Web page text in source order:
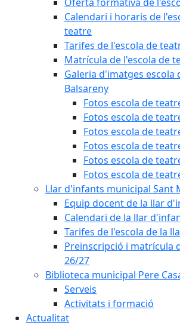
Calendari i horaris de
teatre
Tarifes de l'escola de
Matrícula de l'escola de
Galeria d'imatges escola
Balsareny
Fotos escola de
Fotos escola de
Fotos escola de
Fotos escola de
Fotos escola de
Fotos escola de
Llar d'infants municipal Sant
Equip docent de la llar
Calendari de la llar
Tarifes de l'escola de la
Preinscripció i matrícula
26/27
Biblioteca municipal Pere
Serveis
Activitats i formació
Actualitat